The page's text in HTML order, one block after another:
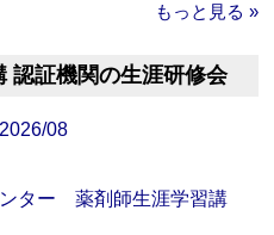
もっと見る »
認証機関の生涯研修会
08
ター 薬剤師生涯学習講